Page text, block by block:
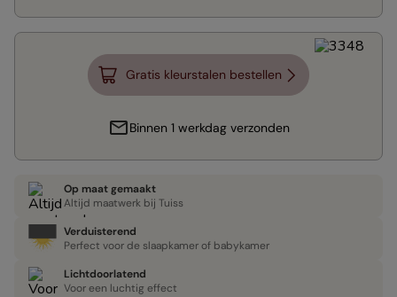
Gratis kleurstalen bestellen
Binnen 1 werkdag verzonden
Op maat gemaakt
Altijd maatwerk bij Tuiss
Verduisterend
Perfect voor de slaapkamer of babykamer
Lichtdoorlatend
Voor een luchtig effect